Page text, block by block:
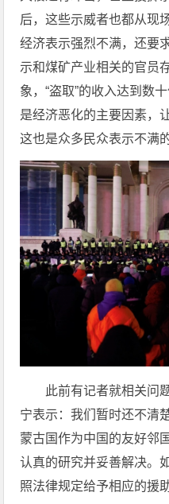
后，这些示威者也都从现
经济表示强烈不满，还要
示和煤矿产业相关的官员
象，“盗取”的收入达到数
是经济恶化的主要因素，
这也是众多民众表示不满
此前有记者就相关问
宁表示：我们暂时还不清
蒙古国作为中国的友好邻
认真的研究并妥善解决。
照法律规定给予相应的援助